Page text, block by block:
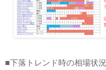
■下落トレンド時の相場状